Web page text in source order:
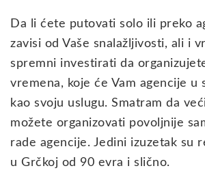
Da li ćete putovati solo ili preko
zavisi od Vaše snalažljivosti, ali i
spremni investirati da
vremena, koje će Vam agencije u
kao svoju uslugu. Smatram da
možete organizovati povoljnije
rade agencije. Jedini izuzetak su
u Grčkoj od 90 evra i slično.